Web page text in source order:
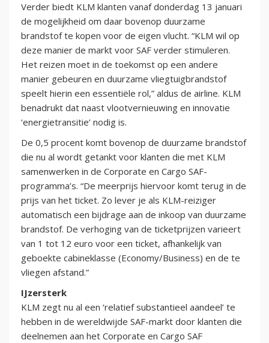
Verder biedt KLM klanten vanaf donderdag 13 januari
de mogelijkheid om daar bovenop duurzame
brandstof te kopen voor de eigen vlucht. “KLM wil op
deze manier de markt voor SAF verder stimuleren.
Het reizen moet in de toekomst op een andere
manier gebeuren en duurzame vliegtuigbrandstof
speelt hierin een essentiële rol,” aldus de airline. KLM
benadrukt dat naast vlootvernieuwing en innovatie
‘energietransitie’ nodig is.
De 0,5 procent komt bovenop de duurzame brandstof
die nu al wordt getankt voor klanten die met KLM
samenwerken in de Corporate en Cargo SAF-
programma’s. “De meerprijs hiervoor komt terug in de
prijs van het ticket. Zo lever je als KLM-reiziger
automatisch een bijdrage aan de inkoop van duurzame
brandstof. De verhoging van de ticketprijzen varieert
van 1 tot 12 euro voor een ticket, afhankelijk van
geboekte cabineklasse (Economy/Business) en de te
vliegen afstand.”
IJzersterk
KLM zegt nu al een ‘relatief substantieel aandeel’ te
hebben in de wereldwijde SAF-markt door klanten die
deelnemen aan het Corporate en Cargo SAF